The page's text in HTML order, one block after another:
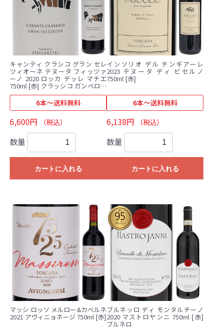
キャンティ クラシコ グラン セレ
ツィオーネ テヌータ フィッツァ
ーノ 2020 ロッカ デッレ マチエ
750ml [赤] クラッシコ ガンベロロ
ッソ2017トレビッキエリ
6本～送料無料
6,600円 （税込）
数量
カートに入れる
インソリオ デル チンギアーレ
2023 テヌータ ディ ビセルノ
750ml [赤]
6本～送料無料
6,138円 （税込）
数量
カートに入れる
マッシ ロッソ メルロー&カベルネ
2021 アヴィニョネージ 750ml [赤]
ブルネッロ ディ モンタルチーノ
2020 マストロヤンニ 750ml [赤]
ブルネロ